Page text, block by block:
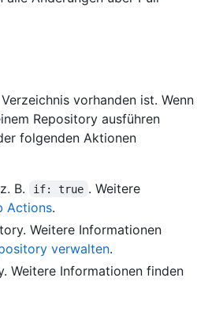
Verzeichnis vorhanden ist. Wenn
Repository ausführen
folgenden Aktionen
B.
if: true . Weitere
Actions.
Weitere Informationen
verwalten.
Weitere Informationen finden